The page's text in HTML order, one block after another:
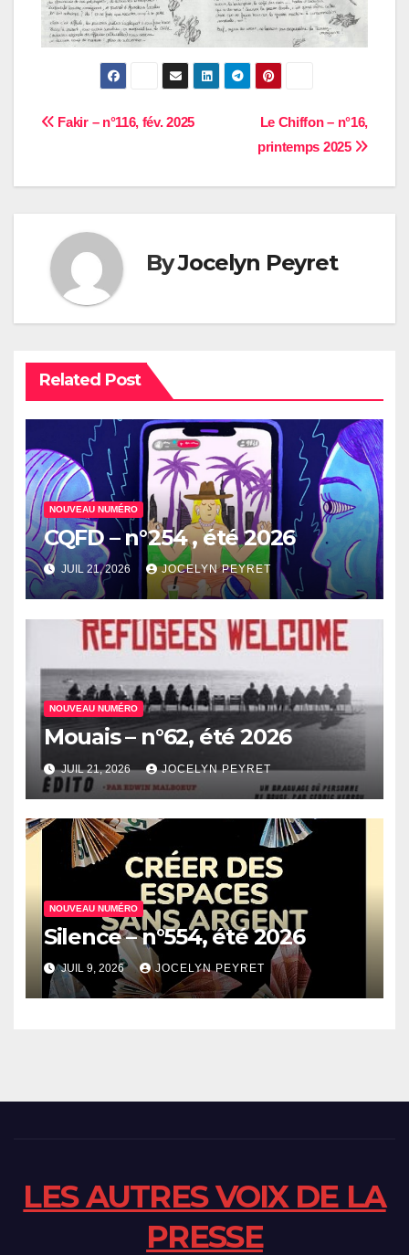
Navigation
Le Chiffon – n°16,
printemps 2025
Fakir – n°116, fév. 2025
ByJocelyn Peyret
Related Post
NOUVEAU NUMÉRO
CQFD – n°254 , été 2026
JUIL 21, 2026 JOCELYN PEYRET
NOUVEAU NUMÉRO
Mouais – n°62, été 2026
JUIL 21, 2026 JOCELYN PEYRET
NOUVEAU NUMÉRO
Silence – n°554, été 2026
JUIL 9, 2026 JOCELYN PEYRET
LES AUTRES VOIX DE LA
PRESSE